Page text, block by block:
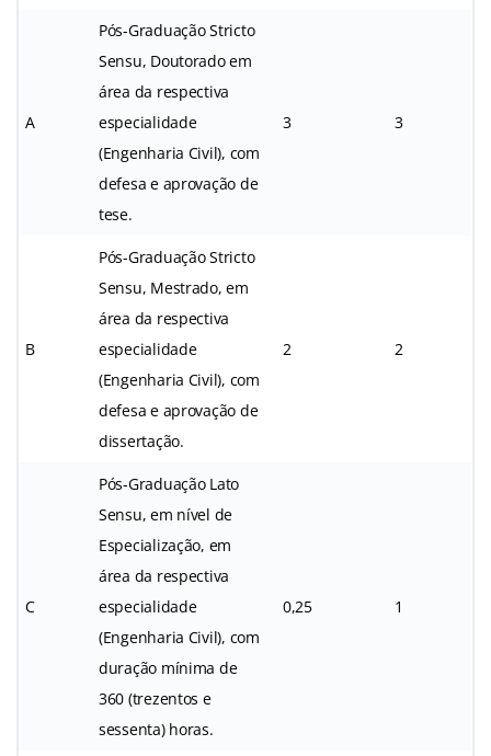
A
Pós-Graduação Stricto
Sensu, Doutorado em
área da respectiva
especialidade
(Engenharia Civil), com
defesa e aprovação de
tese.
3 3
B
Pós-Graduação Stricto
Sensu, Mestrado, em
área da respectiva
especialidade
(Engenharia Civil), com
defesa e aprovação de
dissertação.
2 2
C
Pós-Graduação Lato
Sensu, em nível de
Especialização, em
área da respectiva
especialidade
(Engenharia Civil), com
duração mínima de
360 (trezentos e
sessenta) horas.
0,25 1